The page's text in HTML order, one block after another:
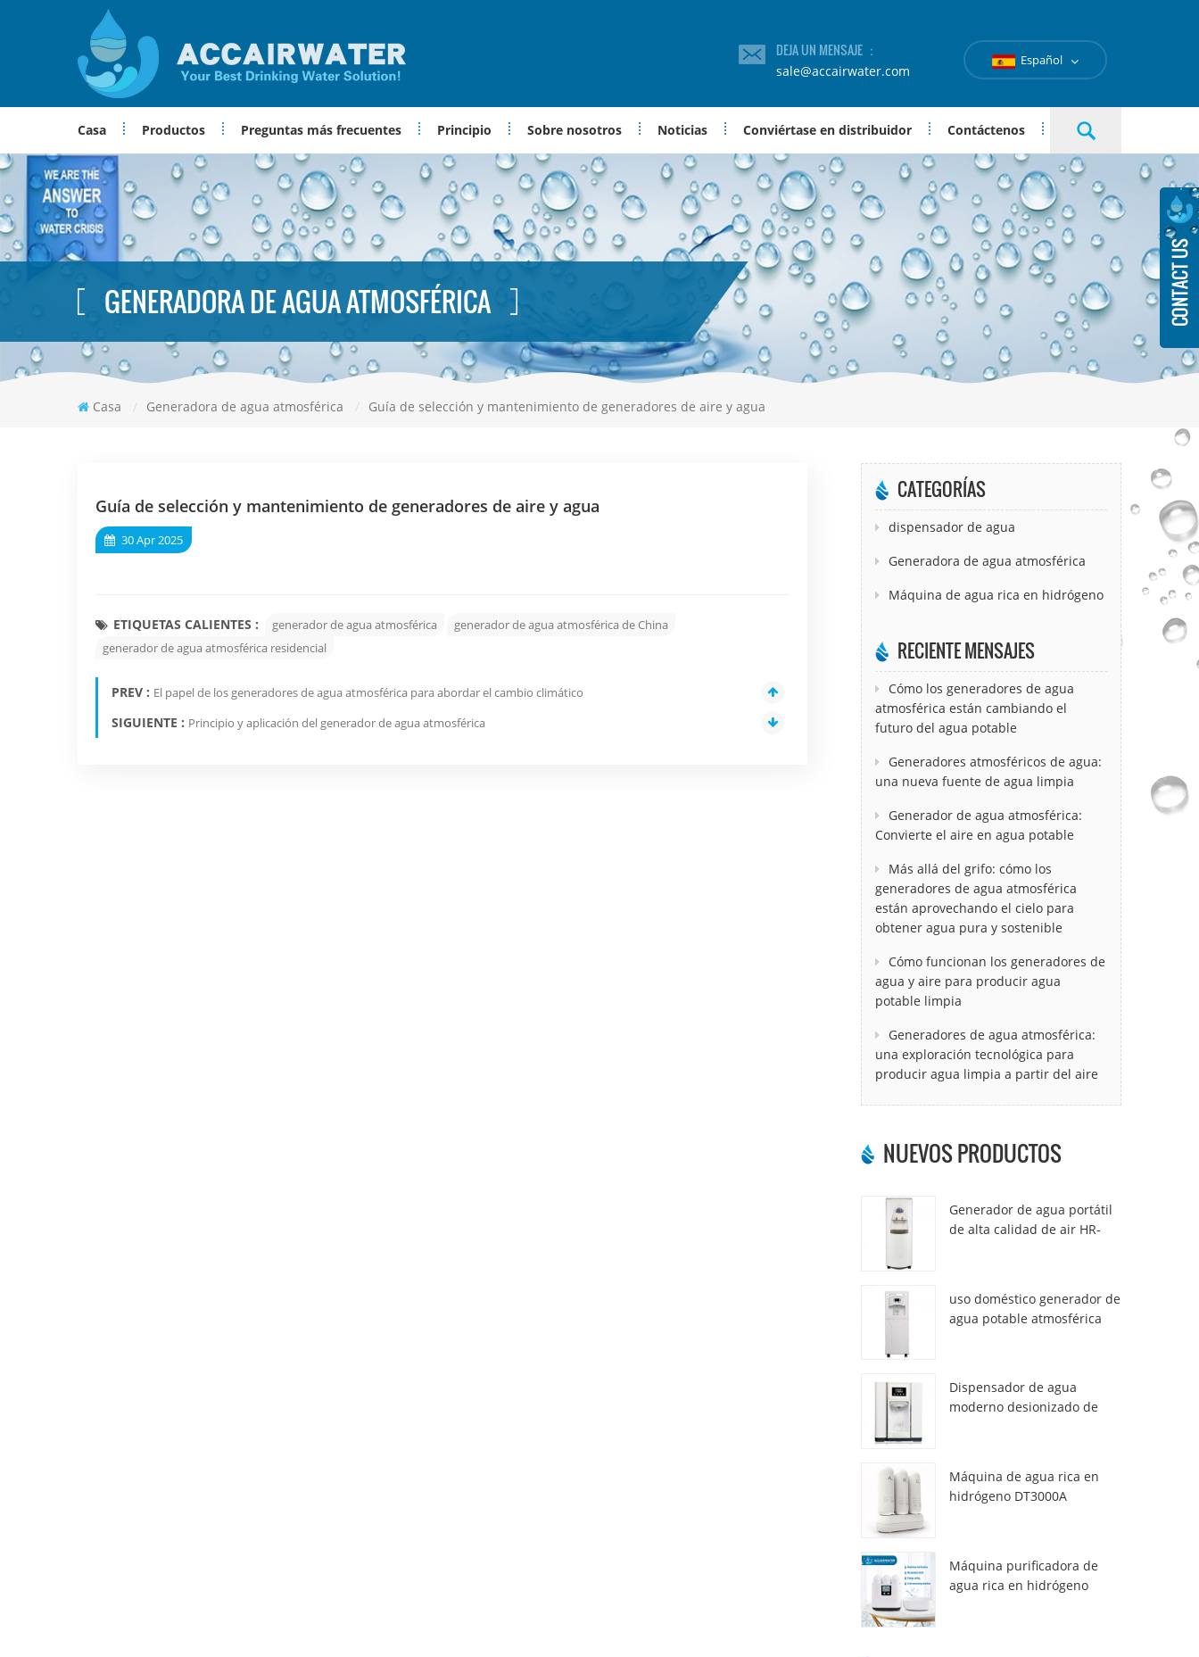
DEJA UN MENSAJE ：
sale@accairwater.com
Español
Casa Productos Preguntas más frecuentes Principio Sobre nosotros Noticias Conviértase en distribuidor Contáctenos
GENERADORA DE AGUA ATMOSFÉRICA
Casa / Generadora de agua atmosférica / Guía de selección y mantenimiento de generadores de aire y agua
Guía de selección y mantenimiento de generadores de aire y agua
30 Apr 2025
ETIQUETAS CALIENTES : generador de agua atmosférica
generador de agua atmosférica de China
generador de agua atmosférica residencial
PREV : El papel de los generadores de agua atmosférica para abordar el cambio climático
SIGUIENTE : Principio y aplicación del generador de agua atmosférica
CATEGORÍAS
dispensador de agua
Generadora de agua atmosférica
Máquina de agua rica en hidrógeno
RECIENTE MENSAJES
Cómo los generadores de agua
atmosférica están cambiando el
futuro del agua potable
Generadores atmosféricos de agua:
una nueva fuente de agua limpia
Generador de agua atmosférica:
Convierte el aire en agua potable
Más allá del grifo: cómo los
generadores de agua atmosférica
están aprovechando el cielo para
obtener agua pura y sostenible
Cómo funcionan los generadores de
agua y aire para producir agua
potable limpia
Generadores de agua atmosférica:
una exploración tecnológica para
producir agua limpia a partir del aire
NUEVOS PRODUCTOS
Generador de agua portátil
de alta calidad de air HR-
uso doméstico generador de
agua potable atmosférica
Dispensador de agua
moderno desionizado de
Máquina de agua rica en
hidrógeno DT3000A
Máquina purificadora de
agua rica en hidrógeno